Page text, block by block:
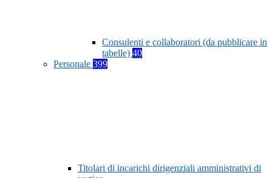
Consulenti e collaboratori (da pubblicare in
tabelle) 40
Personale 399
Titolari di incarichi dirigenziali amministrativi di